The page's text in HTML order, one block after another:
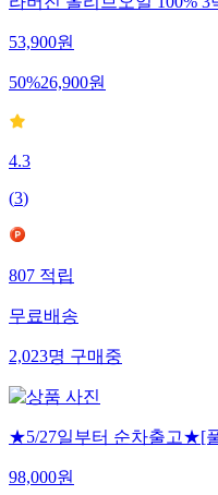
라버진 올리브오일 100% 3
53,900원
50%26,900원
4.3
(3)
807적립
무료배송
2,023명구매중
★5/27일부터 순차출고★[
98,000원